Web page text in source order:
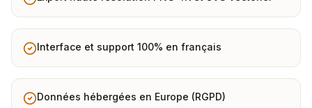
Interface et support 100% en français
Données hébergées en Europe (RGPD)